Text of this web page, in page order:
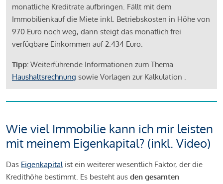
monatliche Kreditrate aufbringen. Fällt mit dem
Immobilienkauf die Miete inkl. Betriebskosten in Höhe von
970 Euro noch weg, dann steigt das monatlich frei
verfügbare Einkommen auf 2.434 Euro.
Tipp: Weiterführende Informationen zum Thema
Haushaltsrechnung sowie Vorlagen zur Kalkulation .
Wie viel Immobilie kann ich mir leisten
mit meinem Eigenkapital? (inkl. Video)
Das Eigenkapitalist ein weiterer wesentlich Faktor, der die
Kredithöhe bestimmt. Es besteht aus den gesamten